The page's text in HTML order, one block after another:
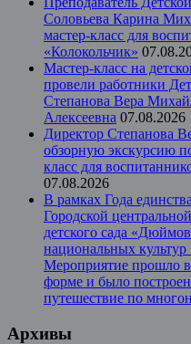
Соловьева Карина
мастер-класс для
«Колокольчик»
Мастер-класс на
провели работники
Степанова Вера
Алексеевна 07.08.2026
Директор Степанова
обзорную экскурсию
класс для
07.08.2026
В рамках Года
Городской
детского сада
национальных культур
Мероприятие прошло в
форме и было
путешествие по
Архивы